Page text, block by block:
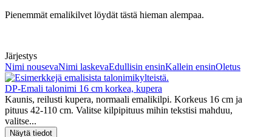
Pienemmät emalikilvet löydät tästä hieman alempaa.
Järjestys
Nimi nousevaNimi laskevaEdullisin ensinKallein ensinOletus
DP-Emali talonimi 16 cm korkea, kupera
Kaunis, reilusti kupera, normaali emalikilpi. Korkeus 16 cm ja
pituus 42-110 cm. Valitse kilpipituus mihin tekstisi mahduu,
valitse...